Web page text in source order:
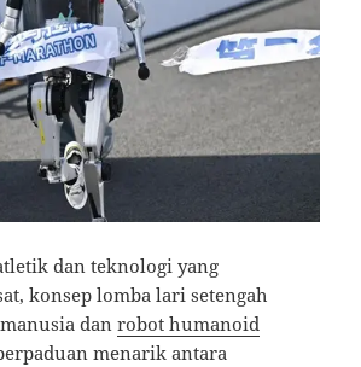
dan teknologi yang
konsep lomba lari setengah
danrobot humanoid
menarik antara